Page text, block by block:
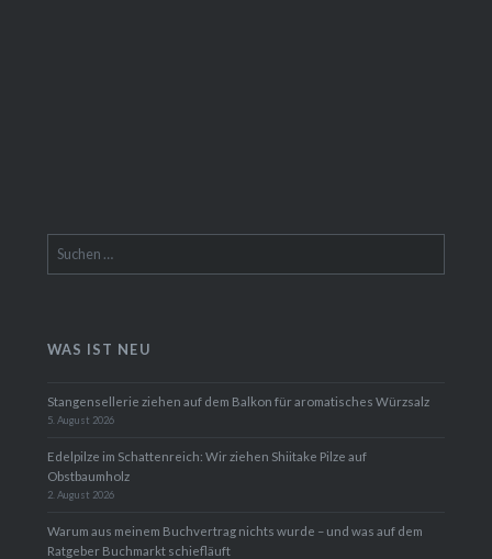
nach:
WAS IST NEU
Stangensellerie ziehen auf dem Balkon für aromatisches Würzsalz
5. August 2026
Edelpilze im Schattenreich: Wir ziehen Shiitake Pilze auf
Obstbaumholz
2. August 2026
Warum aus meinem Buchvertrag nichts wurde – und was auf dem
Ratgeber Buchmarkt schiefläuft